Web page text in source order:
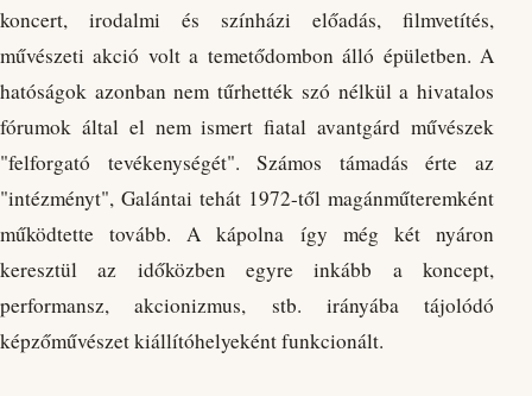
koncert, irodalmi és színházi előadás, filmvetítés,
művészeti akció volt a temetődombon álló épületben. A
hatóságok azonban nem tűrhették szó nélkül a hivatalos
fórumok által el nem ismert fiatal avantgárd művészek
"felforgató tevékenységét". Számos támadás érte az
"intézményt", Galántai tehát 1972-től magánműteremként
működtette tovább. A kápolna így még két nyáron
keresztül az időközben egyre inkább a koncept,
performansz, akcionizmus, stb. irányába tájolódó
képzőművészet kiállítóhelyeként funkcionált.